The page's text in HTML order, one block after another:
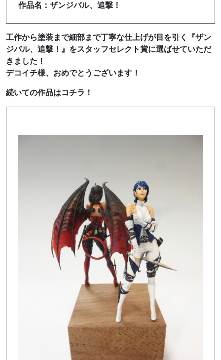
作品名：ザンジバル、追撃！
工作から塗装まで細部まで丁寧な仕上げが目を引く『ザン
ジバル、追撃！』をスタッフセレクト賞に選ばせていただ
きました！
デコイチ様、おめでとうございます！
続いての作品はコチラ！